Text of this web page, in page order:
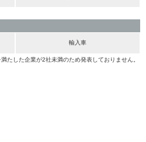
輸入車
たした企業が2社未満のため発表しておりません。